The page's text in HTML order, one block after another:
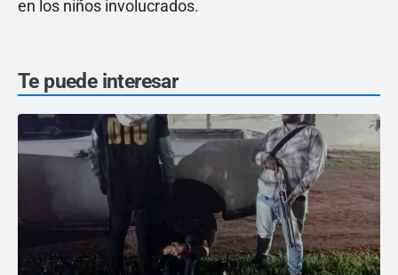
en los niños involucrados.
Te puede interesar